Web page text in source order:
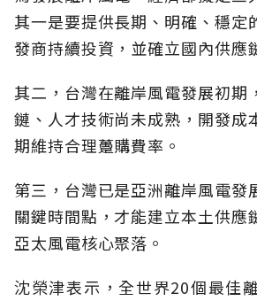
其一是要提供長期、明確、穩定
發商持續投資，並確立國內供應
其二，台灣在離岸風電發展初期
鏈、人才技術尚未成熟，開發成
期維持合理躉購費率。
第三，台灣已是亞洲離岸風電發
關鍵時間點，才能建立本土供應
亞太風電核心聚落。
沈榮津表示，全世界20個最佳